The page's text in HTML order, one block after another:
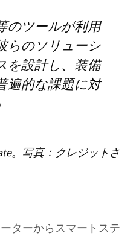
のツールが利用
らのソリューシ
を設計し、装備
遍的な課題に対
。写真：クレジットさ
ターからスマートステ